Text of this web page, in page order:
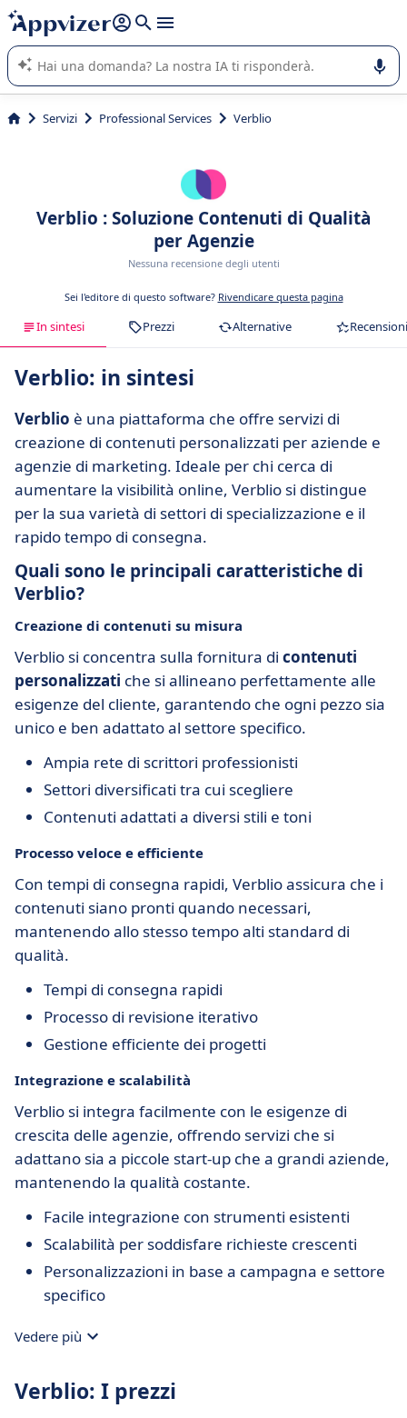
righe con
shift + enter
L'IA di Appvizer vi guida nell'utilizzo o nella scelta di un
software SaaS per la vostra azienda.
Servizi Professional Services Verblio
Verblio : Soluzione Contenuti di Qualità
per Agenzie
Nessuna recensione degli utenti
Sei l'editore di questo software? Rivendicare questa pagina
In sintesi Prezzi Alternative Recensioni
Verblio: in sintesi
Verblio è una piattaforma che offre servizi di
creazione di contenuti personalizzati per aziende e
agenzie di marketing. Ideale per chi cerca di
aumentare la visibilità online, Verblio si distingue
per la sua varietà di settori di specializzazione e il
rapido tempo di consegna.
Quali sono le principali caratteristiche di
Verblio?
Creazione di contenuti su misura
Verblio si concentra sulla fornitura di contenuti
personalizzati che si allineano perfettamente alle
esigenze del cliente, garantendo che ogni pezzo sia
unico e ben adattato al settore specifico.
Ampia rete di scrittori professionisti
Settori diversificati tra cui scegliere
Contenuti adattati a diversi stili e toni
Processo veloce e efficiente
Con tempi di consegna rapidi, Verblio assicura che i
contenuti siano pronti quando necessari,
mantenendo allo stesso tempo alti standard di
qualità.
Tempi di consegna rapidi
Processo di revisione iterativo
Gestione efficiente dei progetti
Integrazione e scalabilità
Verblio si integra facilmente con le esigenze di
crescita delle agenzie, offrendo servizi che si
adattano sia a piccole start-up che a grandi aziende,
mantenendo la qualità costante.
Facile integrazione con strumenti esistenti
Scalabilità per soddisfare richieste crescenti
Personalizzazioni in base a campagna e settore
specifico
Vedere più
Verblio: I prezzi